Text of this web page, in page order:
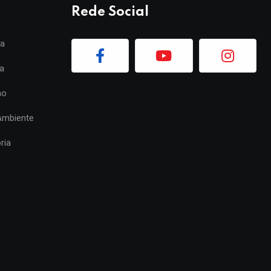
Rede Social